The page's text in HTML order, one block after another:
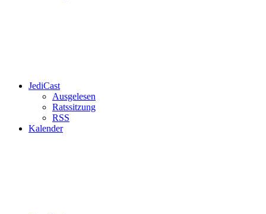
JediCast
Ausgelesen
Ratssitzung
RSS
Kalender